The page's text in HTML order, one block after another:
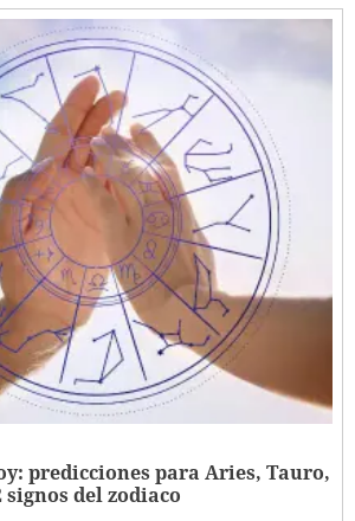
predicciones para Aries, Tauro,
signos del zodiaco